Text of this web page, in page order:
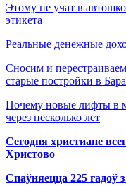
Этому не учат в
этикета
Реальные денежные
Сносим и
старые постройки в
Почему новые лифты в
через несколько лет
Сегодня христиане
Христово
Спаўняецца 225 гадоў